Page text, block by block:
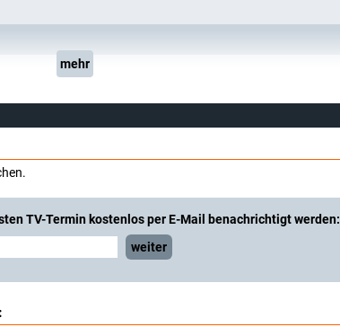
mehr
TV-Termin kostenlos per E-Mail benachrichtigt werden:
weiter